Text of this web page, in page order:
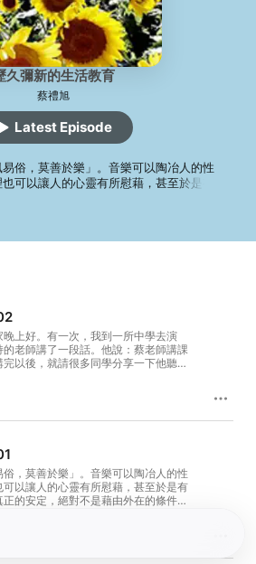
久彌新的生活教育
蔡禮旭
易俗，莫善於樂」。音樂可以陶冶人的性
可以讓人的心靈有所慰藉，甚至於是有所
，所謂「理得心安」。外在的東西是不可
讀了那麼多書，假如不去融會貫通，不把
喜悅，所謂夫子講第一句話「學而時習
，您現在讀書有沒有這種感覺？學而時習
來的，是自己造成的。我們要明白這個真
。
個字？以這個字為核心「仁」。這一個字
，右邊一個「二」，兩個人，哪兩個人？
Latest Episode
上好。有一次，我到一所中學去演
老師講了一段話。他說：蔡老師講課
以後，就請很多同學分享一下他聽完
感動！他一邊講都快哽咽了。真的，
人的心其實是很單純又善良。但是我
印象？他的父母給他什麼印象？整體
以上的時間，在這七、八年以前，他
求回饋，是希望服務社會。你看，他
社會有什麼感覺？唯利是圖！ 確
比較好，還是一個大學畢業生的德行
疑嗎？誰比較好？諸位朋友要冷靜，
多，他們都會定一個時間煮好開水，
，完全不求回饋請人家喝。而且在做
俗，莫善於樂」。音樂可以陶冶人的性
以讓人的心靈有所慰藉，甚至於是有
的安定，絕對不是藉由外在的條件來
。 現在人常常想追求
？我們往往在談論很多的主題，我們
所在。因為一個人要能明白、要能判